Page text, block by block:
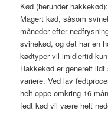
Kød (herunder hakkekød):
Magert kød, såsom
måneder efter
svinekød, og det har en
kødtyper vil imidlertid
Hakkekød er generelt
variere. Ved lav
helt oppe omkring 16
fedt kød vil være helt